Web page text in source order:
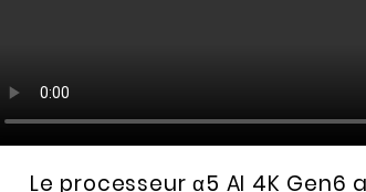
Le processeur α5 AI 4K